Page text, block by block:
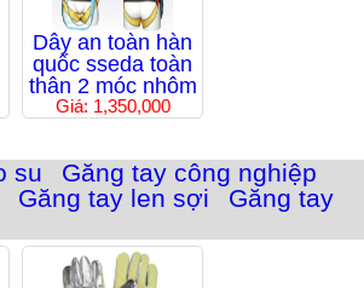
Dây an toàn hàn
quốc sseda toàn
thân 2 móc nhôm
Giá: 1,350,000
su
Găng tay công nghiệp
Găng tay len sợi
Găng tay